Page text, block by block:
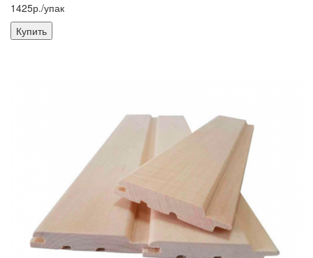
1425р./упак
Купить